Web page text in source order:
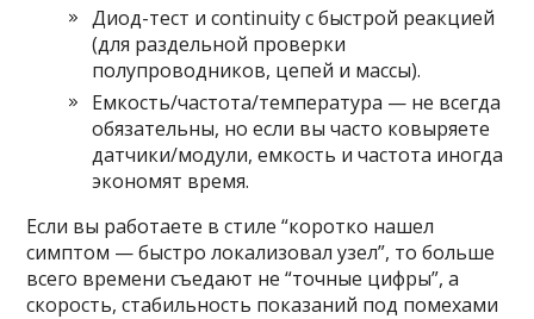
Диод-тест и continuity с быстрой реакцией
(для раздельной проверки
полупроводников, цепей и массы).
Емкость/частота/температура — не всегда
обязательны, но если вы часто ковыряете
датчики/модули, емкость и частота иногда
экономят время.
Если вы работаете в стиле “коротко нашел
симптом — быстро локализовал узел”, то больше
всего времени съедают не “точные цифры”, а
скорость, стабильность показаний под помехами